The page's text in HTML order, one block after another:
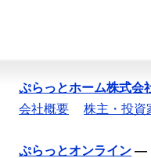
ぷらっとホーム株式会
会社概要
株主・投資
ぷらっとオンライン —